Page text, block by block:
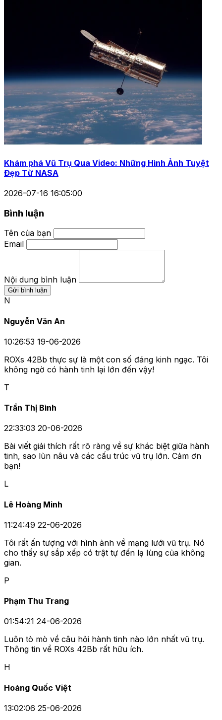
Khám phá Vũ Trụ Qua Video: Những Hình Ảnh Tuyệt
Đẹp Từ NASA
2026-07-16 16:05:00
Bình luận
Tên của bạn
Email
Nội dung bình luận
Gửi bình luận
N
Nguyễn Văn An
10:26:53 19-06-2026
ROXs 42Bb thực sự là một con số đáng kinh ngạc. Tôi
không ngờ có hành tinh lại lớn đến vậy!
T
Trần Thị Bình
22:33:03 20-06-2026
Bài viết giải thích rất rõ ràng về sự khác biệt giữa hành
tinh, sao lùn nâu và các cấu trúc vũ trụ lớn. Cảm ơn
bạn!
L
Lê Hoàng Minh
11:24:49 22-06-2026
Tôi rất ấn tượng với hình ảnh về mạng lưới vũ trụ. Nó
cho thấy sự sắp xếp có trật tự đến lạ lùng của không
gian.
P
Phạm Thu Trang
01:54:21 24-06-2026
Luôn tò mò về câu hỏi hành tinh nào lớn nhất vũ trụ.
Thông tin về ROXs 42Bb rất hữu ích.
H
Hoàng Quốc Việt
13:02:06 25-06-2026